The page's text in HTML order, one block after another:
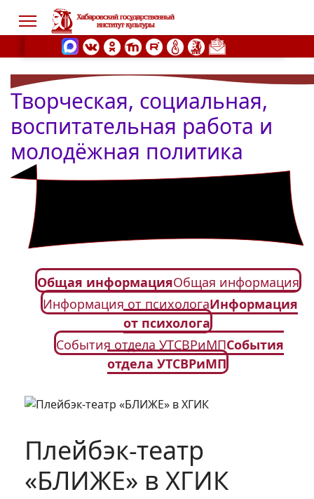
Творческая, социальная,
воспитательная работа и
молодёжная политика
Общая информацияОбщая информация
Информация от психологаИнформация
от психолога
События отдела УТСВРиМПСобытия
отдела УТСВРиМП
Плейбэк-театр
«БЛИЖЕ» в ХГИК